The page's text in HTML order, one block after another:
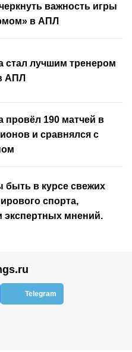
важность игры
в АПЛ
стал лучшим тренером
АПЛ
провёл 190 матчей в
и сравнялся с
быть в курсе свежих
спорта,
экспертных мнений.
Telegram